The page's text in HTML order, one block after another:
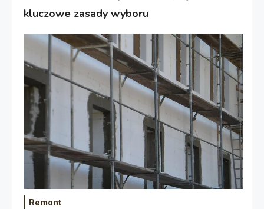
kluczowe zasady wyboru
Remont